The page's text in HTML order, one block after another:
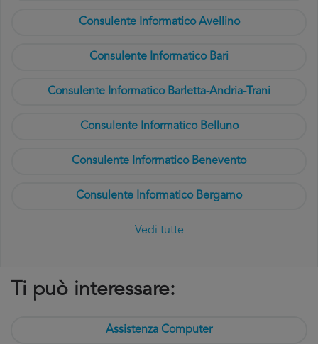
Consulente Informatico Avellino
Consulente Informatico Bari
Consulente Informatico Barletta-Andria-Trani
Consulente Informatico Belluno
Consulente Informatico Benevento
Consulente Informatico Bergamo
Vedi tutte
Ti può interessare:
Assistenza Computer